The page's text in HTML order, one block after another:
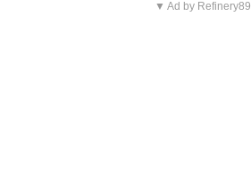
▼ Ad by Refinery89